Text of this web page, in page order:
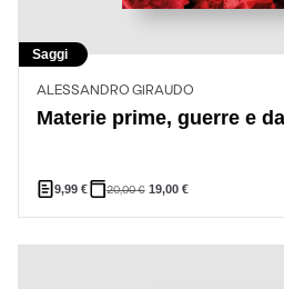
Saggi
ALESSANDRO GIRAUDO
Materie prime, guerre e
9,99€ 20,00€ 19,00 €